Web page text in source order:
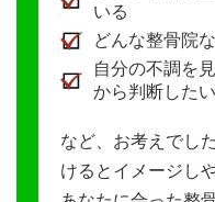
いる
どんな整骨院
自分の不調を
から判断したい
など、お考えでし
けるとイメージし